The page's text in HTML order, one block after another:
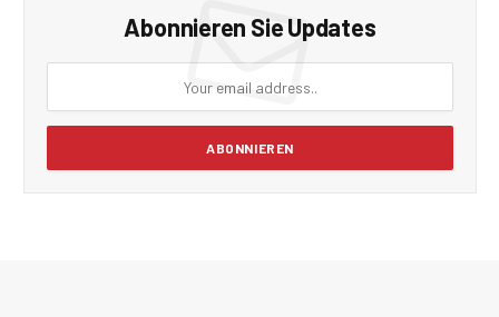
Abonnieren Sie Updates